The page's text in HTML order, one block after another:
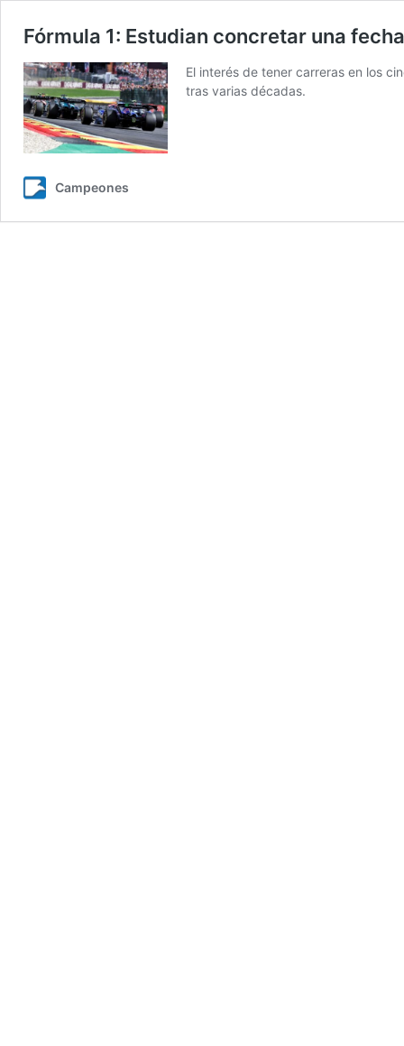
Fórmula 1: Estudian concretar una
El interés de tener carreras en los
tras varias décadas.
Campeones